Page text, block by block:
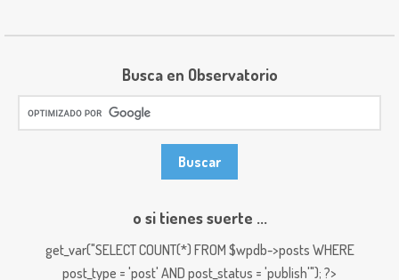
Busca en Observatorio
o si tienes suerte ...
get_var("SELECT COUNT(*) FROM $wpdb->posts WHERE
post_type = 'post' AND post_status = 'publish'"); ?>